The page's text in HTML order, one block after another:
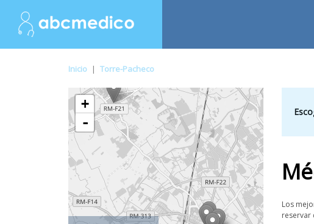
Inicio | Torre-Pacheco
+
-
Los
reservar